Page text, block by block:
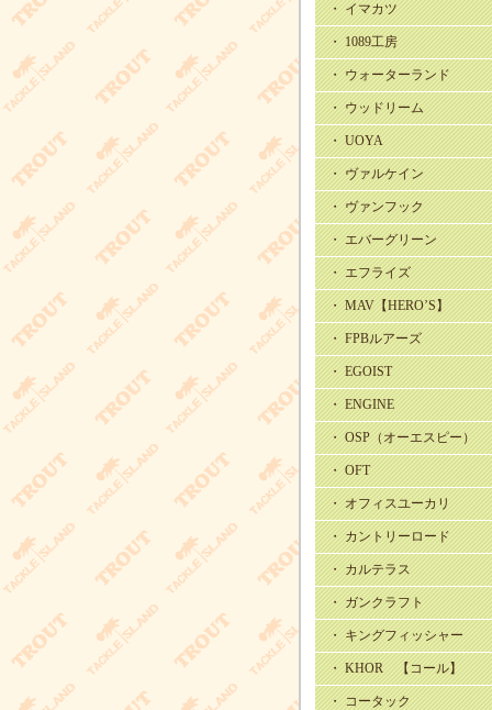
・ イマカツ
・ 1089工房
・ ウォーターランド
・ ウッドリーム
・ UOYA
・ ヴァルケイン
・ ヴァンフック
・ エバーグリーン
・ エフライズ
・ MAV【HERO’S】
・ FPBルアーズ
・ EGOIST
・ ENGINE
・ OSP（オーエスピー）
・ OFT
・ オフィスユーカリ
・ カントリーロード
・ カルテラス
・ ガンクラフト
・ キングフィッシャー
・ KHOR 【コール】
・ コータック